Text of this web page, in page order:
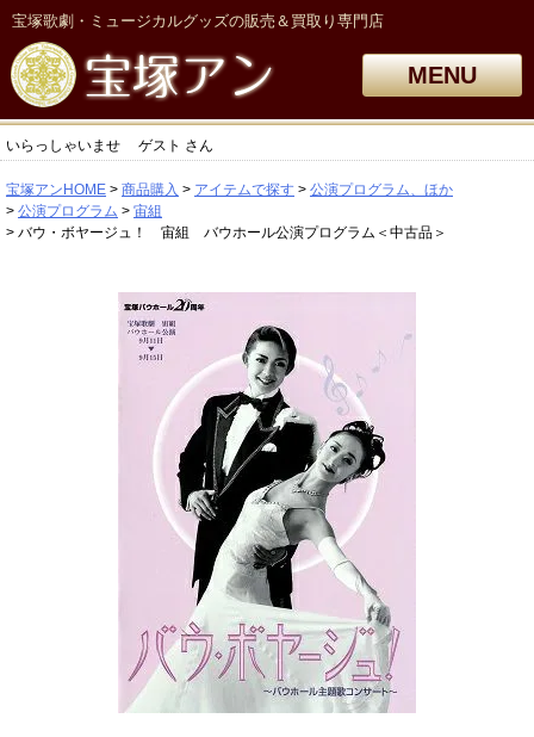
宝塚歌劇・ミュージカルグッズの販売＆買取り専門店
MENU
いらっしゃいませ ゲスト さん
宝塚アンHOME 商品購入 アイテムで探す
公演プログラム、ほか
公演プログラム
宙組
バウ・ボヤージュ！ 宙組 バウホール公演プログラム＜中古品＞